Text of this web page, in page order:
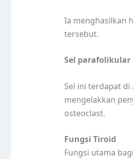
Ia menghasilkan
tersebut.
Sel parafolikular
Sel ini terdapat
mengelakkan
osteoclast.
Fungsi Tiroid
Fungsi utama